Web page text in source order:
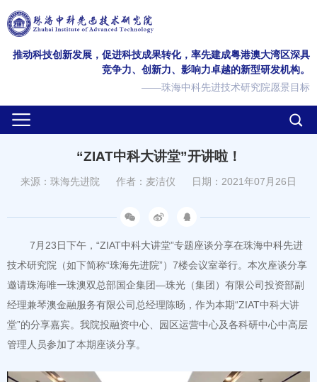
推动科技创新发展，促进科技成果转化，率先建成粤港澳大湾区深具
竞争力、创新力、影响力卓越的新型研发机构。
——珠海中科先进技术研究院愿景目标
“ZIAT中科大讲堂”开讲啦！
来源：珠海先进院 作者：麦洁仪 日期：2021年07月26日
7月23日下午，“ZIAT中科大讲堂”专题座谈分享在珠海中科先进
技术研究院（如下简称“珠海先进院”）7楼会议室举行。本次座谈分享
邀请珠海唯一珠澳双总部国企集团—珠光（集团）有限公司投资部副
经理兼琴澳金融服务有限公司总经理陈旸，作为本期“ZIAT中科大讲
堂”的分享嘉宾。我院投融资中心、园区运营中心及各科研中心中高层
管理人员参加了本期座谈分享。